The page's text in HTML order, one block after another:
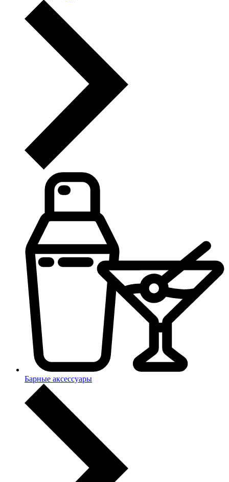
Барные аксессуары